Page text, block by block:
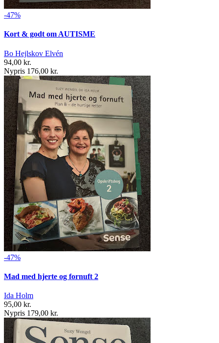
-47%
Kort & godt om AUTISME
Bo Hejlskov Elvén
94,00 kr.
Nypris 176,00 kr.
-47%
Mad med hjerte og fornuft 2
Ida Holm
95,00 kr.
Nypris 179,00 kr.